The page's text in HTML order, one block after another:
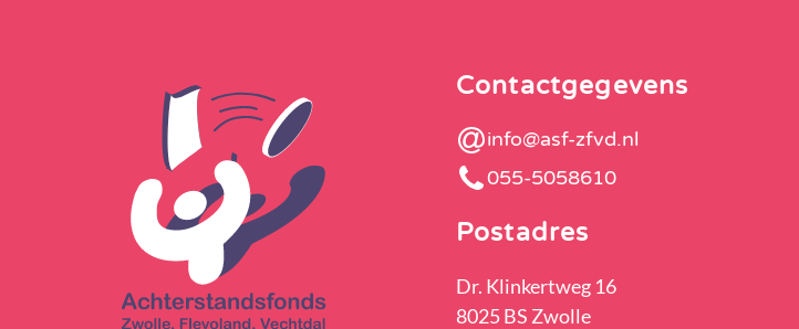
Contactgegevens
info@asf-zfvd.nl
055-5058610
Postadres
Dr. Klinkertweg 16
8025 BS Zwolle